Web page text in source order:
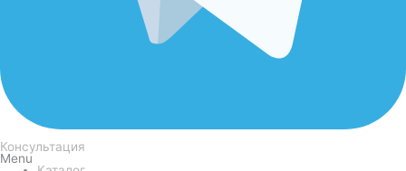
Консультация
Menu